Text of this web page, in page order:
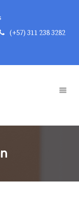
(+57) 311 238 3282